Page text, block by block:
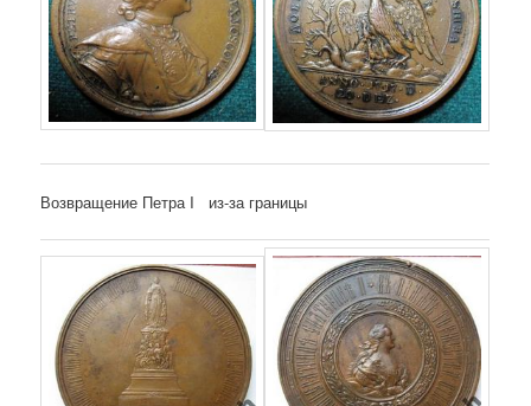
Возвращение Петра I из-за границы